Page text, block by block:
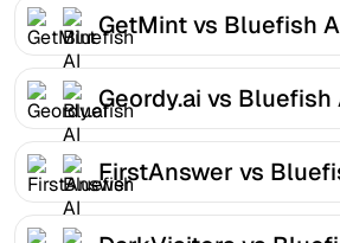
GetMint vs Bluefish
Geordy.ai vs Bluefish
FirstAnswer vs